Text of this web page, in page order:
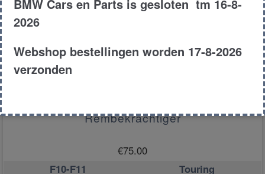
Rembekrachtiger
€75.00
F10-F11
Touring
BMW Cars en Parts is gesloten tm 16-8-
2026
Webshop bestellingen worden 17-8-2026
verzonden